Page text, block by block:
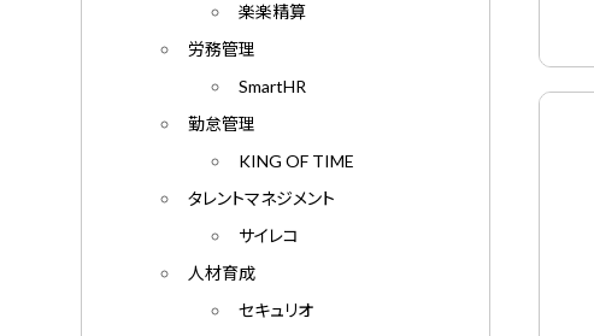
楽楽精算
労務管理
SmartHR
勤怠管理
KING OF TIME
タレントマネジメント
サイレコ
人材育成
セキュリオ